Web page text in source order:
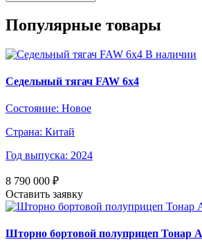
Популярные товары
В наличии
Седельный тягач FAW 6х4
Состояние: Новое
Страна: Китай
Год выпуска: 2024
8 790 000 ₽
Оставить заявку
Шторно бортовой полуприцеп Тонар